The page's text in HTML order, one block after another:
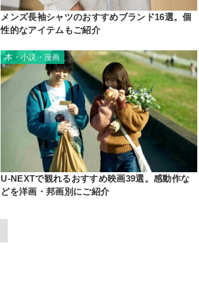
メンズ長袖シャツのおすすめブランド16選。個
性的なアイテムもご紹介
本・小説・漫画
U-NEXTで観れるおすすめ映画39選。感動作な
どを洋画・邦画別にご紹介